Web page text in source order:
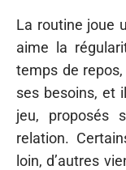
La routine joue
aime la
temps de
ses besoins, et
jeu, proposés
relation.
loin, d’autres